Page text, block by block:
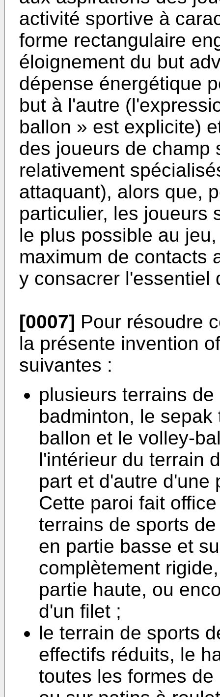
activité sportive à
forme rectangulaire
éloignement du but
dépense énergétique
but à l'autre
ballon » est explicite)
des joueurs de champ
relativement
attaquant), alors que,
particulier, les joueurs
le plus possible au
maximum de contacts
y consacrer l'essentiel
[0007] Pour résoudre
la présente invention
suivantes :
plusieurs terrains
badminton, le
ballon et le volley-
l'intérieur du terrain
part et d'autre d'une
Cette paroi fait
terrains de sports
en partie basse et
complètement
partie haute, ou
d'un filet ;
le terrain de sports
effectifs réduits, le
toutes les formes